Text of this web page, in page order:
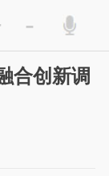
-
合创新调